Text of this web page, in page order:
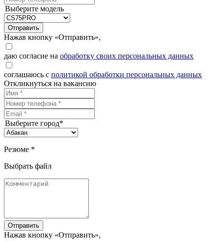
Выберите модель
Отправить
Нажав кнопку «Отправить»,
даю согласие на обработку своих персональных данных
соглашаюсь с политикой обработки персональных данных
Откликнуться на вакансию
Выберите город*
Резюме *
Выбрать файл
Отправить
Нажав кнопку «Отправить»,